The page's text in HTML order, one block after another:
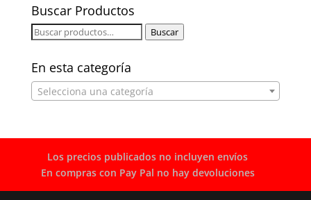
Buscar Productos
Buscar
Buscar
En esta categoría
Selecciona una categoría
Los precios publicados no incluyen envíos
En compras con Pay Pal no hay devoluciones